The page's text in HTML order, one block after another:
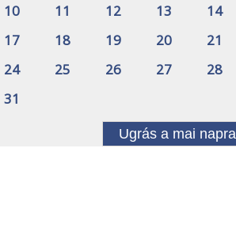
10
11 12 13 14
17
18 19 20 21
24
25 26 27 28
31
Ugrás a mai napra